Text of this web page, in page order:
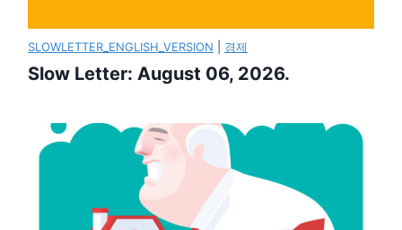
SLOWLETTER_ENGLISH_VERSION 경제
Slow Letter: August 06, 2026.